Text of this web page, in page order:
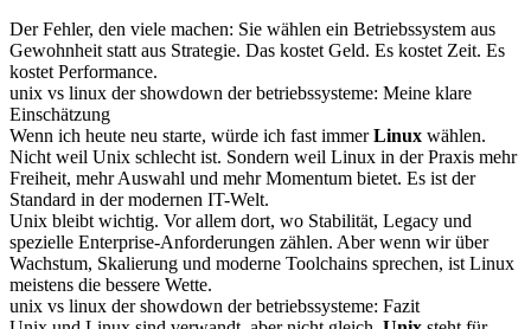
Der Fehler, den viele machen: Sie wählen ein Betriebssystem aus
Gewohnheit statt aus Strategie. Das kostet Geld. Es kostet Zeit. Es
kostet Performance.
unix vs linux der showdown der betriebssysteme: Meine klare
Einschätzung
Wenn ich heute neu starte, würde ich fast immerLinux wählen.
Nicht weil Unix schlecht ist. Sondern weil Linux in der Praxis mehr
Freiheit, mehr Auswahl und mehr Momentum bietet. Es ist der
Standard in der modernen IT-Welt.
Unix bleibt wichtig. Vor allem dort, wo Stabilität, Legacy und
spezielle Enterprise-Anforderungen zählen. Aber wenn wir über
Wachstum, Skalierung und moderne Toolchains sprechen, ist Linux
meistens die bessere Wette.
unix vs linux der showdown der betriebssysteme: Fazit